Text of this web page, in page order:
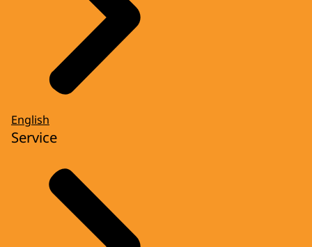
English
Service